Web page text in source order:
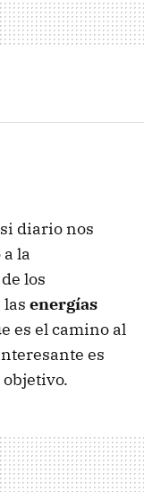
diario nos
la
los
energías
es el camino al
es
objetivo.